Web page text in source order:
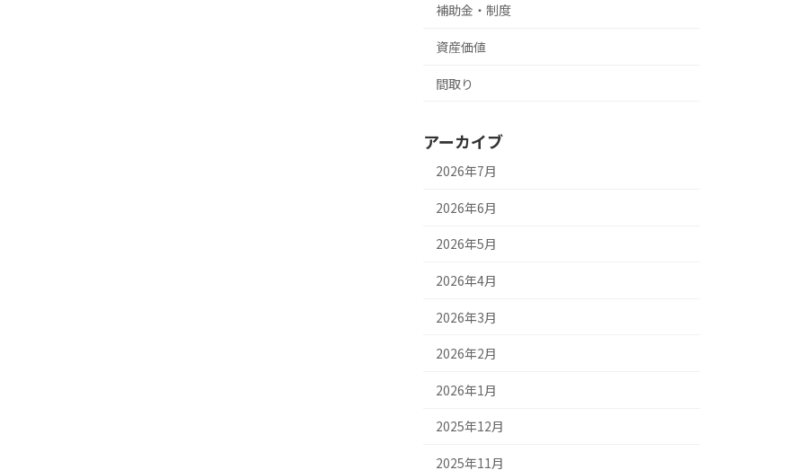
補助金・制度
資産価値
間取り
アーカイブ
2026年7月
2026年6月
2026年5月
2026年4月
2026年3月
2026年2月
2026年1月
2025年12月
2025年11月